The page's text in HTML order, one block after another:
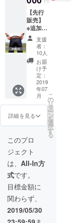
承くだ
さい。
ご支援
いただ
いた方
には別
途お礼
のメー
ルをお
送りさ
せて頂
きま
す。
何卒ご
了承下
さいま
せ。 ※
動画の
撮影及
び編集
は、本
クラウ
ドファ
ンディ
ング用
の動画
を行っ
た
Leeが行
いま
す。 詳
細につ
きまし
ては購
入後、
別途ご
相談と
なりま
す。 ま
る工程
はかな
り苦し
いと思
います
が、頑
張って
閉めて
下さ
い。 繰
り返し
付け外
しをす
段々と
柔らか
てきま
す。 (誰
かにウ
エスト
部分を
引っ
張って
サポー
トして
もらう
と閉め
して、
ある程
度の余
裕を持
ちたい
方は1サ
イズ上
をお選
び頂
き、ま
ず最初
に1度
洗って
いて下
さい。
場合、
ボタン
を閉め
る工程
り苦し
いと思
います
が、頑
張って
閉めて
事が予
想され
ます。
完全に
好みの
問題で
すが、
少しき
つめで
穿きジ
ワを
しっか
り出し
たい方
は普段
を。縮
を考慮
して、
ある程
度の余
裕を持
ちたい
方は1サ
イズ上
ヘビー
オンス
ジーン
ズとな
りま
す。
ウォッ
シュを
かけて
いない
生デニ
ムとな
ります
ので、
ウエス
は共に
2-5cm
程縮む
事が予
想され
ます。
完全に
好みの
問題で
すが、
少しき
【先行
販売】
※追加リ
ターン
旅人用
ジーン
ズ"JOU
RNEY
ARMO
UR" ユ
ニセッ
クスで
サイズ
はW34
の製品
です。
読んで
字のご
とく旅
の鎧で
あり超
ヘビー
オンス
ジーン
ズとな
りま
す。
支援
者：
10人
お届
け予
定：
2019
年07
月
詳細を見る
こ
の
リ
タ
ー
ン
を
選
択
す
る
このプロ
ジェクト
は、 All-In方
式です。
目標金額に
関わらず、
2019/05/30